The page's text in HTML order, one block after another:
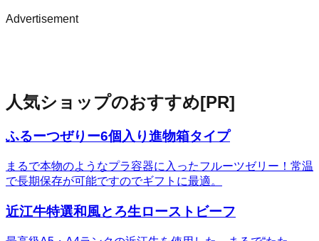
Advertisement
人気ショップのおすすめ[PR]
ふるーつぜりー6個入り進物箱タイプ
まるで本物のようなプラ容器に入ったフルーツゼリー！常温
で長期保存が可能ですのでギフトに最適。
近江牛特選和風とろ生ローストビーフ